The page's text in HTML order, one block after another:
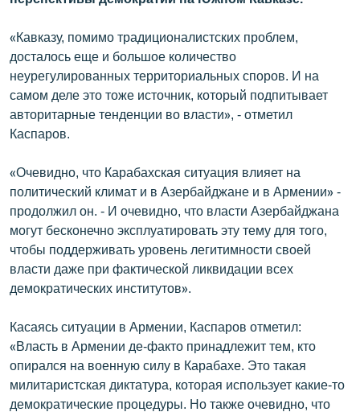
English
Русский
ՀԵՏԵՎԵՔ ՄԵԶ
«Ազատության» բոլոր կայքերը
«Кавказу, помимо традиционалистских проблем,
досталось еще и большое количество
неурегулированных территориальных споров. И на
самом деле это тоже источник, который подпитывает
авторитарные тенденции во власти», - отметил
Каспаров.
«Очевидно, что Карабахская ситуация влияет на
политический климат и в Азербайджане и в Армении» -
продолжил он. - И очевидно, что власти Азербайджана
могут бесконечно эксплуатировать эту тему для того,
чтобы поддерживать уровень легитимности своей
власти даже при фактической ликвидации всех
демократических институтов».
Касаясь ситуации в Армении, Каспаров отметил:
«Власть в Армении де-факто принадлежит тем, кто
опирался на военную силу в Карабахе. Это такая
милитаристская диктатура, которая использует какие-то
демократические процедуры. Но также очевидно, что